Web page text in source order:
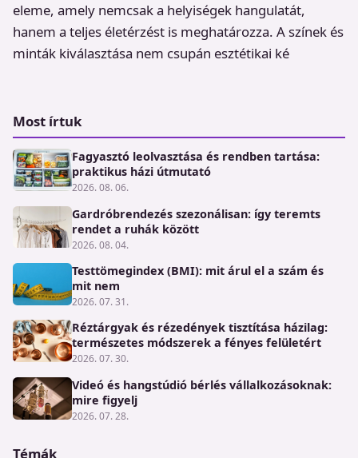
eleme, amely nemcsak a helyiségek hangulatát,
hanem a teljes életérzést is meghatározza. A színek és
minták kiválasztása nem csupán esztétikai ké
Most írtuk
Fagyasztó leolvasztása és rendben tartása:
praktikus házi útmutató
2026. 08. 06.
Gardróbrendezés szezonálisan: így teremts
rendet a ruhák között
2026. 08. 04.
Testtömegindex (BMI): mit árul el a szám és
mit nem
2026. 07. 31.
Réztárgyak és rézedények tisztítása házilag:
természetes módszerek a fényes felületért
2026. 07. 30.
Videó és hangstúdió bérlés vállalkozásoknak:
mire figyelj
2026. 07. 28.
Témák